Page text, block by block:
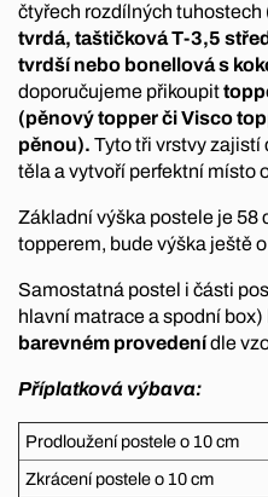
čtyřech rozdílných tuhostech
tvrdá, taštičková T-3,5
tvrdší nebo bonellová s
doporučujeme přikoupit
(pěnový topper či Visco
pěnou). Tyto tři vrstvy zajistí
těla a vytvoří perfektní místo
Základní výška postele je 58
topperem, bude výška ještě
Samostatná postel i části
hlavní matrace a spodní box)
barevném provedenídle
Příplatková výbava:
Prodloužení postele o 10 cm
Zkrácení postele o 10 cm